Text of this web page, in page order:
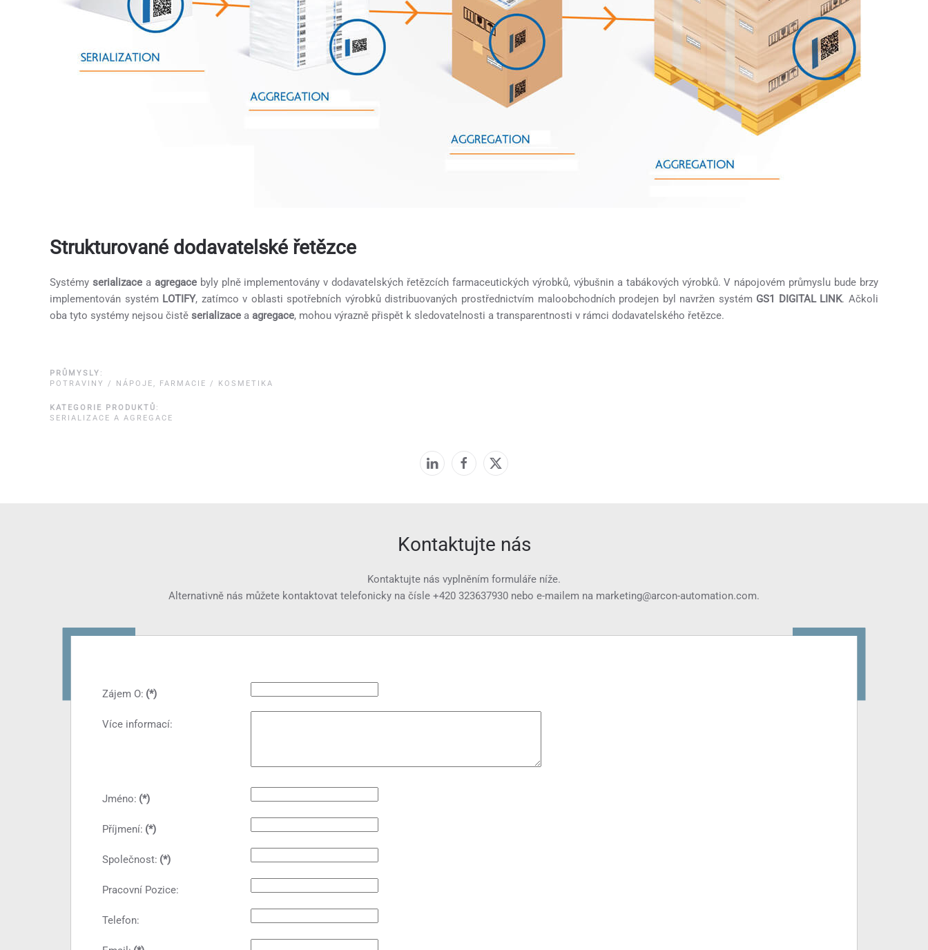
Strukturované dodavatelské řetězce
Systémy serializacea agregacebyly plně implementovány v dodavatelských řetězcích farmaceutických výrobků, výbušnin a tabákových výrobků. V nápojovém průmyslu bude brzy
implementován systém LOTIFY, zatímco v oblasti spotřebních výrobků distribuovaných prostřednictvím maloobchodních prodejen byl navržen systém GS1 DIGITAL LINK. Ačkoli
oba tyto systémy nejsou čistě serializace a agregace, mohou výrazně přispět k sledovatelnosti a transparentnosti v rámci dodavatelského řetězce.
PRŮMYSLY :
POTRAVINY / NÁPOJE, FARMACIE / KOSMETIKA
KATEGORIE PRODUKTŮ :
SERIALIZACE A AGREGACE
Kontaktujte nás
Kontaktujte nás vyplněním formuláře níže.
Alternativně nás můžete kontaktovat telefonicky na čísle +420 323637930 nebo e-mailem na marketing@arcon-automation.com.
Zájem O: (*)
Více informací:
Jméno: (*)
Příjmení: (*)
Společnost: (*)
Pracovní Pozice:
Telefon: